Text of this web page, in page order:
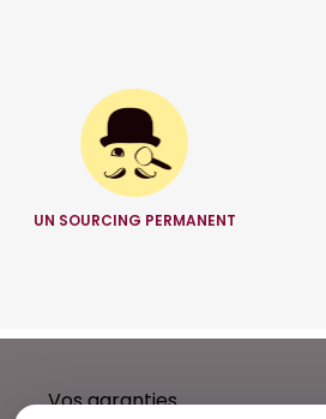
UN SOURCING PERMANENT
Vos garanties